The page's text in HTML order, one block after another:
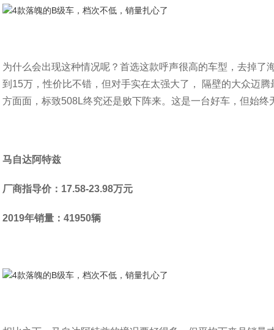
为什么会出现这种情况呢？首选这款呼声很高的车型，去掉
到15万，性价比不错，但对手实在太强大了， 隔壁的大众迈
方面面，标致508L终究还是败下阵来。这是一台好车，但始终
马自达阿特兹
厂商指导价：17.58-23.98万元
2019年销量：41950辆